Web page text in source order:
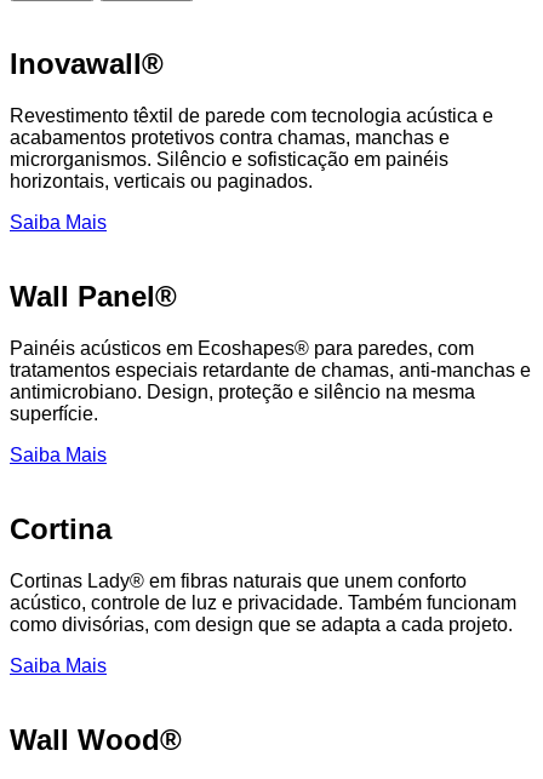
Inovawall®
Revestimento têxtil de parede com tecnologia acústica e
acabamentos protetivos contra chamas, manchas e
microrganismos. Silêncio e sofisticação em painéis
horizontais, verticais ou paginados.
Saiba Mais
Wall Panel®
Painéis acústicos em Ecoshapes® para paredes, com
tratamentos especiais retardante de chamas, anti-manchas e
antimicrobiano. Design, proteção e silêncio na mesma
superfície.
Saiba Mais
Cortina
Cortinas Lady® em fibras naturais que unem conforto
acústico, controle de luz e privacidade. Também funcionam
como divisórias, com design que se adapta a cada projeto.
Saiba Mais
Wall Wood®